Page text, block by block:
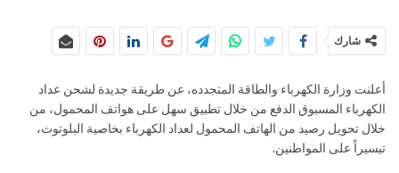
شارك
أعلنت وزارة الكهرباء والطاقة المتجدده، عن طريقة جديدة لشحن عداد
الكهرباء المسبوق الدفع من خلال تطبيق سهل على هواتف المحمول، من
خلال تحويل رصيد من الهاتف المحمول لعداد الكهرباء بخاصية البلوتوث،
تيسيراً على المواطنين.